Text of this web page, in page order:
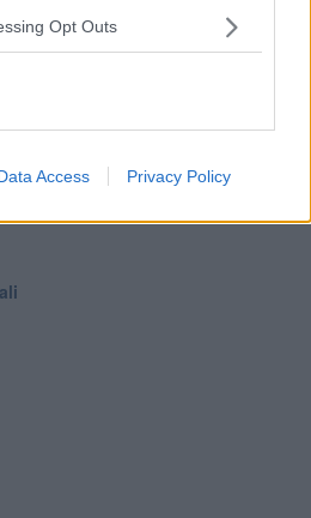
Opt Outs
Access Privacy Policy